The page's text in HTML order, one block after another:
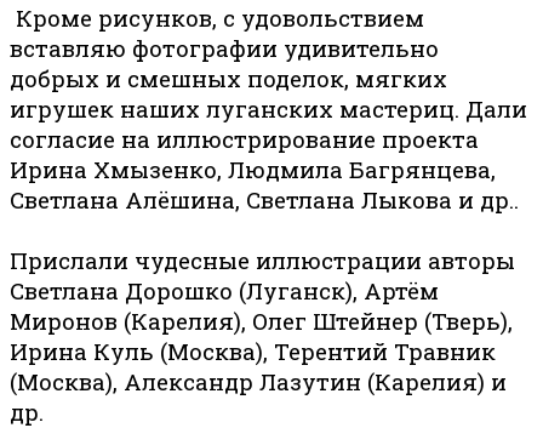
Кроме рисунков, с удовольствием
вставляю фотографии удивительно
добрых и смешных поделок, мягких
игрушек наших луганских мастериц. Дали
согласие на иллюстрирование проекта
Ирина Хмызенко, Людмила Багрянцева,
Светлана Алёшина, Светлана Лыкова и др..
Прислали чудесные иллюстрации авторы
Светлана Дорошко (Луганск), Артём
Миронов (Карелия), Олег Штейнер (Тверь),
Ирина Куль (Москва), Терентий Травник
(Москва), Александр Лазутин (Карелия) и
др.